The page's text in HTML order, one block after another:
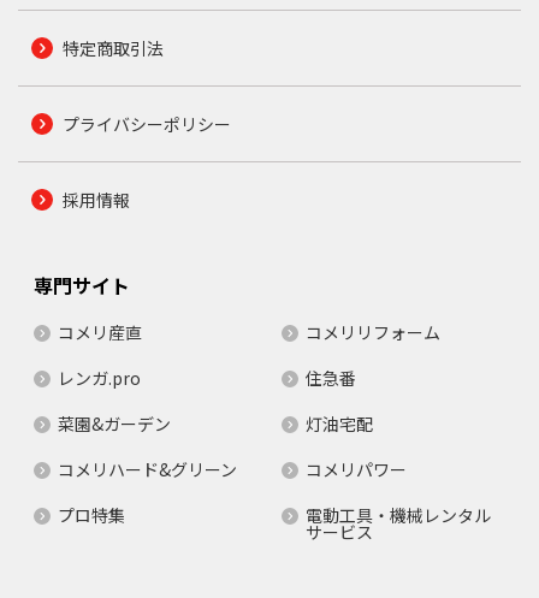
特定商取引法
プライバシーポリシー
採用情報
専門サイト
コメリ産直
コメリリフォーム
レンガ.pro
住急番
菜園&ガーデン
灯油宅配
コメリハード&グリーン
コメリパワー
プロ特集
電動工具・機械レンタル
サービス